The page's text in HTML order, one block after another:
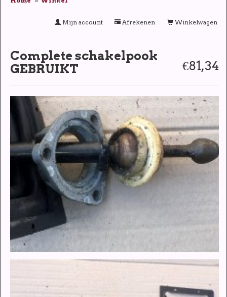
Winkelwagen
Afrekenen
Mijn account
€81,34
Complete schakelpook
GEBRUIKT